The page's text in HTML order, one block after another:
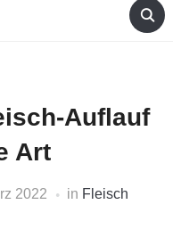
Auflauf
Art
2022 in Fleisch